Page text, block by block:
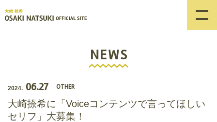
NEWS
2024. 06.27 OTHER
大崎捺希に「Voiceコンテンツで言ってほしい
セリフ」大募集！